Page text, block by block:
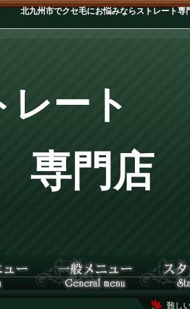
北九州市でクセ毛にお悩みならストレート
ート
専門店
難し